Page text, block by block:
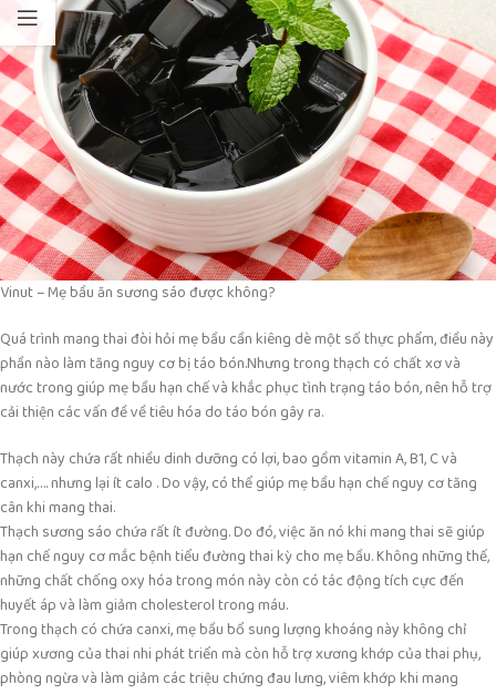
Vinut – Mẹ bầu ăn sương sáo được không?
Quá trình mang thai đòi hỏi mẹ bầu cần kiêng dè một số thực phẩm, điều này
phần nào làm tăng nguy cơ bị táo bón.Nhưng trong thạch có chất xơ và
nước trong giúp mẹ bầu hạn chế và khắc phục tình trạng táo bón, nên hỗ trợ
cải thiện các vấn đề về tiêu hóa do táo bón gây ra.
Thạch này chứa rất nhiều dinh dưỡng có lợi, bao gồm vitamin A, B1, C và
canxi,…. nhưng lại ít calo . Do vậy, có thể giúp mẹ bầu hạn chế nguy cơ tăng
cân khi mang thai.
Thạch sương sáo chứa rất ít đường. Do đó, việc ăn nó khi mang thai sẽ giúp
hạn chế nguy cơ mắc bệnh tiểu đường thai kỳ cho mẹ bầu. Không những thế,
những chất chống oxy hóa trong món này còn có tác động tích cực đến
huyết áp và làm giảm cholesterol trong máu.
Trong thạch có chứa canxi, mẹ bầu bổ sung lượng khoáng này không chỉ
giúp xương của thai nhi phát triển mà còn hỗ trợ xương khớp của thai phụ,
phòng ngừa và làm giảm các triệu chứng đau lưng, viêm khớp khi mang